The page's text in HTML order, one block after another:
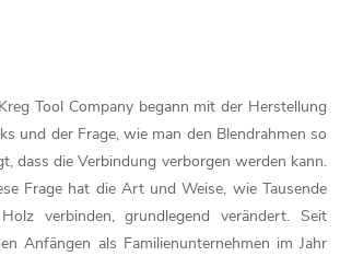
Tool Company begann mit der Herstellung
und der Frage, wie man den Blendrahmen so
dass die Verbindung verborgen werden kann.
Frage hat die Art und Weise, wie Tausende
verbinden, grundlegend verändert. Seit
Anfängen als Familienunternehmen im Jahr